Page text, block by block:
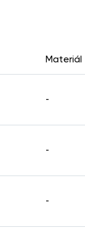
Materiál
-
-
-